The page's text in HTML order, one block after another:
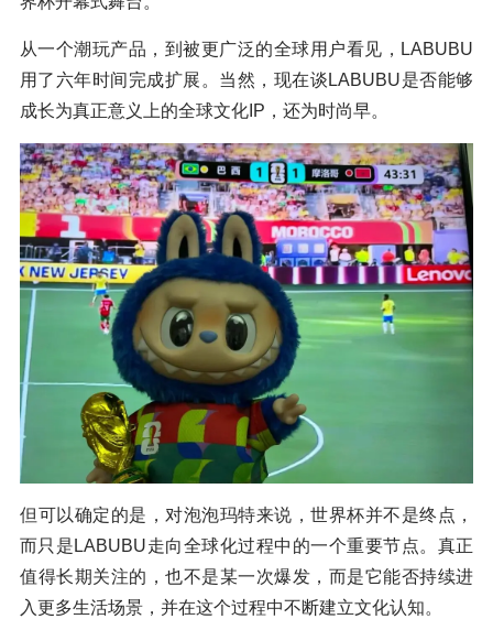
从一个潮玩产品，到被更广泛的全球用户看见，LABUBU
用了六年时间完成扩展。当然，现在谈LABUBU是否能够
成长为真正意义上的全球文化IP，还为时尚早。
但可以确定的是，对泡泡玛特来说，世界杯并不是终点，
而只是LABUBU走向全球化过程中的一个重要节点。真正
值得长期关注的，也不是某一次爆发，而是它能否持续进
入更多生活场景，并在这个过程中不断建立文化认知。